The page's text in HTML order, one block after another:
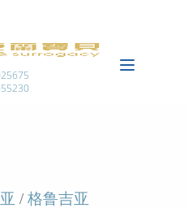
/ 格鲁吉亚